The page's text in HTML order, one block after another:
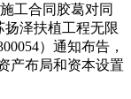
工合同胶葛对同
泽扶植工程无限
）通知布告，
产布局和资本设置